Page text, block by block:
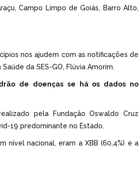
Campo Limpo de Goiás, Barro Alto,
nos ajudem com as notificações de
da SES-GO, Flúvia Amorim.
de doenças se há os dados no
pela Fundação Oswaldo Cruz
19 predominante no Estado.
nível nacional, eram a XBB (60,4%) e a